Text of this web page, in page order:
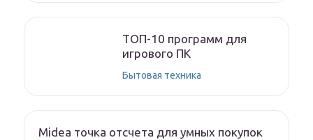
ТОП-10 программ для
игрового ПК
Бытовая техника
Midea точка отсчета для умных покупок